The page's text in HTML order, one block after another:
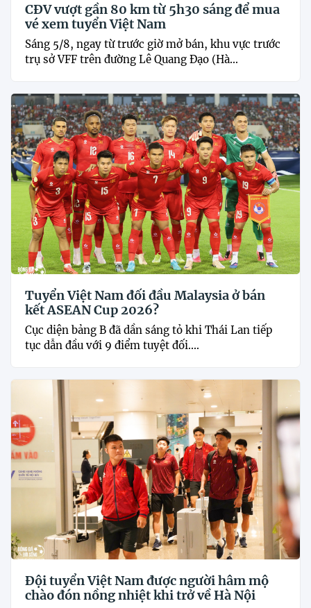
CĐV vượt gần 80 km từ 5h30 sáng để mua
vé xem tuyển Việt Nam
Sáng 5/8, ngay từ trước giờ mở bán, khu vực trước
trụ sở VFF trên đường Lê Quang Đạo (Hà...
Tuyển Việt Nam đối đầu Malaysia ở bán
kết ASEAN Cup 2026?
Cục diện bảng B đã dần sáng tỏ khi Thái Lan tiếp
tục dẫn đầu với 9 điểm tuyệt đối....
Đội tuyển Việt Nam được người hâm mộ
chào đón nồng nhiệt khi trở về Hà Nội